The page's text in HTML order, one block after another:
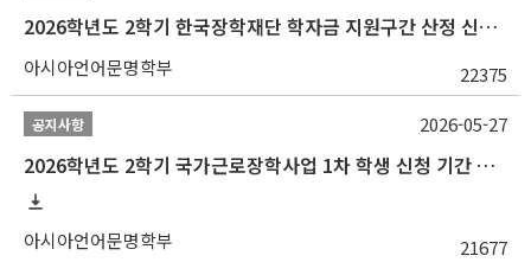
2026학년도 2학기 한국장학재단 학자금 지원구간 산정 신청 안내
아시아언어문명학부 22375
공지사항
2026학년도 2학기 국가근로장학사업 1차 학생 신청 기간 안내
아시아언어문명학부 21677
2026-05-27